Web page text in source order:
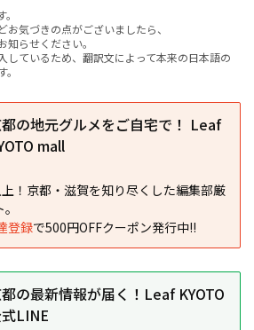
気づきの点がございましたら、
らせください。
ているため、翻訳文によって本来の日本語の
の地元グルメをご自宅で！ Leaf
mall
！京都・滋賀を知り尽くした編集部厳
登録で500円OFFクーポン発行中!!
の最新情報が届く！Leaf KYOTO
LINE